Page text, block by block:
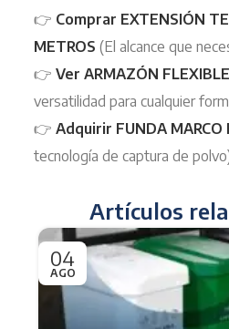
👉 Comprar EXTENSIÓN
METROS (El alcance que
👉 Ver ARMAZÓN
versatilidad para cualquier
👉 Adquirir FUNDA MARCO
tecnología de captura de
Artículos
04
AGO